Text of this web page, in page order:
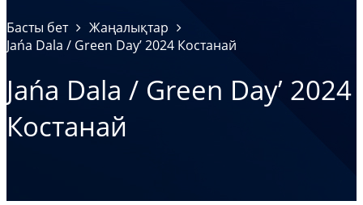
Басты бет
Жаңалықтар
Jańa Dala / Green Day’ 2024 Костанай
Jańa Dala / Green Day’ 2024
Костанай